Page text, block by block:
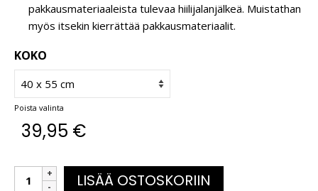
pakkausmateriaaleista tulevaa hiilijalanjälkeä. Muistathan
myös itsekin kierrättää pakkausmateriaalit.
KOKO
Poista valinta
39,95 €
LISÄÄ OSTOSKORIIN